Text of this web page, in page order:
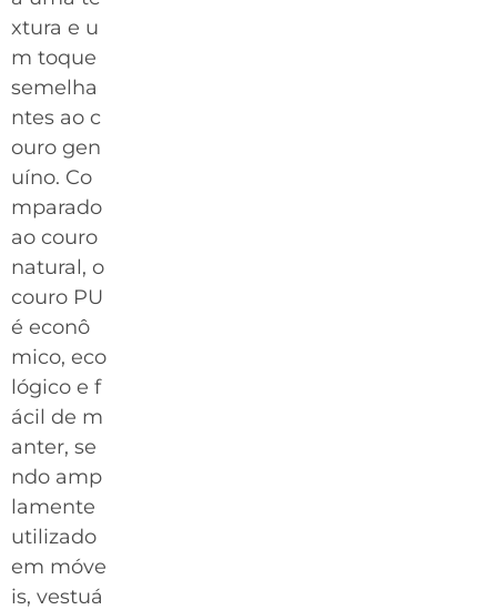
xtura e u
m toque
semelha
ntes ao c
ouro gen
uíno. Co
mparado
ao couro
natural, o
couro PU
é econô
mico, eco
lógico e f
ácil de m
anter, se
ndo amp
lamente
utilizado
em móve
is, vestuá